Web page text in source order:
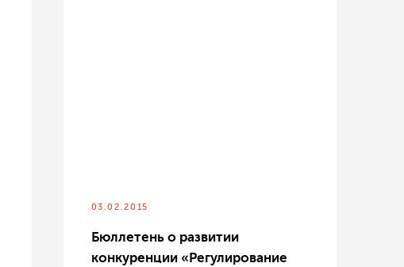
03.02.2015
Бюллетень о развитии
конкуренции «Регулирование